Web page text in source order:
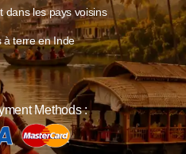
dans les pays voisins
à terre en Inde
Methods :